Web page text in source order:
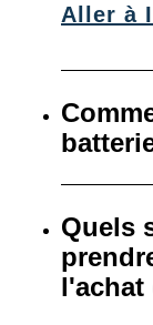
Aller à
Quels
l'achat